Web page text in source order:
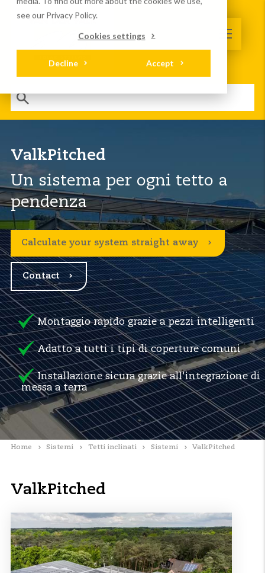
see our Privacy Policy.
Cookies settings
Accept
Decline
ValkPitched
Un sistema per ogni tetto a
pendenza
Calculate your system straight away
Contact
Montaggio rapido grazie a pezzi intelligenti
Adatto a tutti i tipi di coperture comuni
Installazione sicura grazie all'integrazione di
messa a terra
Home Sistemi Tetti inclinati Sistemi ValkPitched
ValkPitched